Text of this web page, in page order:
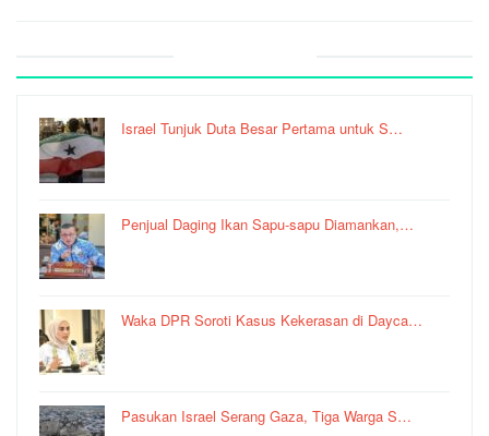
Israel Tunjuk Duta Besar Pertama untuk S…
Penjual Daging Ikan Sapu-sapu Diamankan,…
Waka DPR Soroti Kasus Kekerasan di Dayca…
Pasukan Israel Serang Gaza, Tiga Warga S…